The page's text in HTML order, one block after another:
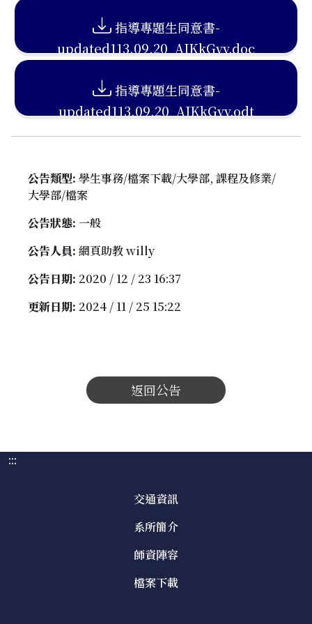
指導專題生同意書-
updated113.09.20_AJKkGvv.doc
指導專題生同意書-
updated113.09.20_AJKkGvv.odt
公告類型: 學生事務/檔案下載/大學部, 課程及修業/
大學部/檔案
公告狀態: 一般
公告人員: 網頁助教 willy
公告日期: 2020 / 12 / 23 16:37
更新日期: 2024 / 11 / 25 15:22
返回公告
:::
交通資訊
系所簡介
師資陣容
檔案下載